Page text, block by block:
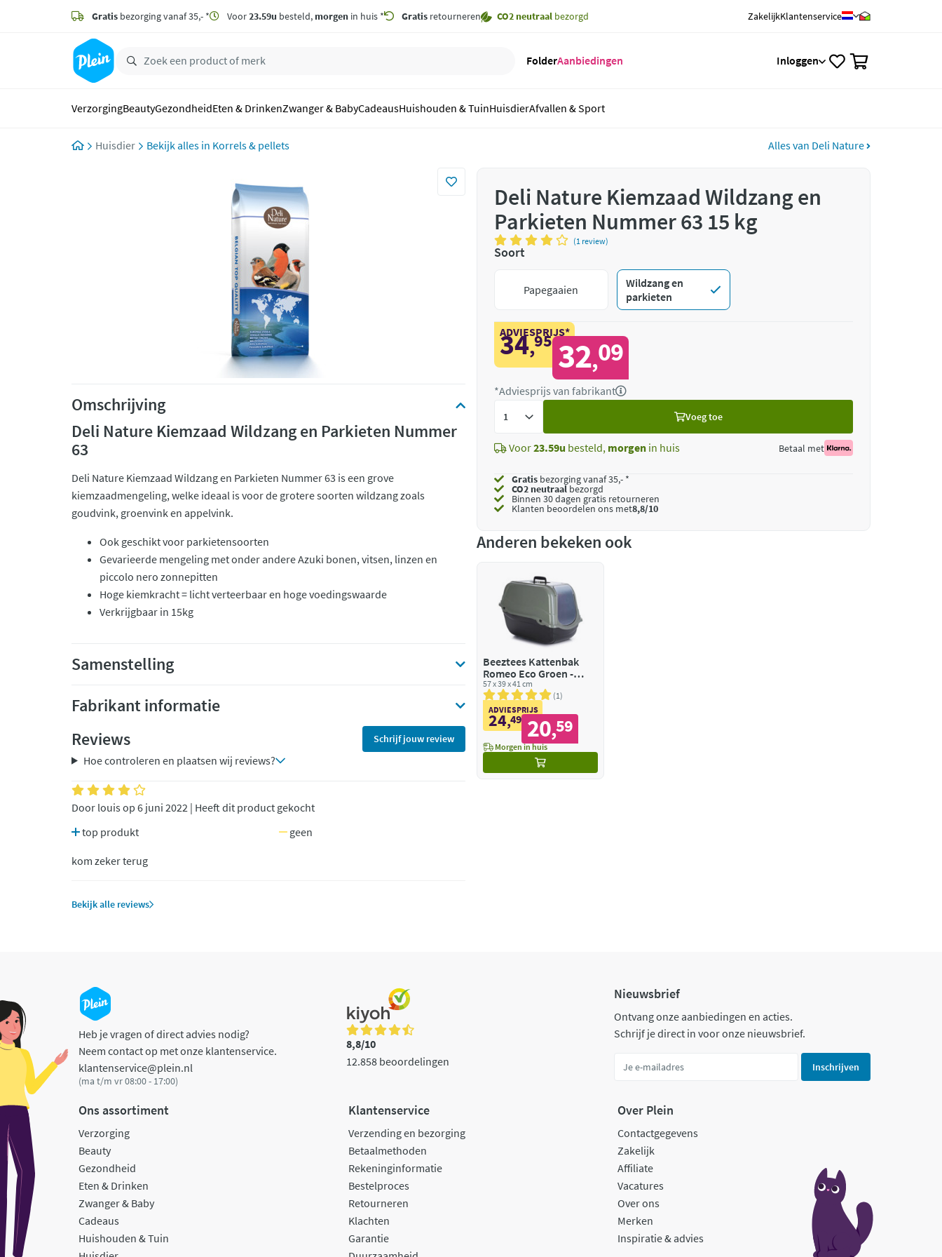
zoeken
hoofdinhoud
Gratis bezorging vanaf 35,- * Voor23.59u besteld, morgen in huis * Gratis retourneren CO2 neutraal bezorgd ZakelijkKlantenservice
FolderAanbiedingen Inloggen
VerzorgingBeautyGezondheidEten & DrinkenZwanger & BabyCadeausHuishouden & TuinHuisdierAfvallen & Sport
Huisdier Korrels & pellets Alles van Deli Nature
Omschrijving
Deli Nature Kiemzaad Wildzang en Parkieten Nummer
63
Deli Nature Kiemzaad Wildzang en Parkieten Nummer 63 is een grove
kiemzaadmengeling, welke ideaal is voor de grotere soorten wildzang zoals
goudvink, groenvink en appelvink.
Ook geschikt voor parkietensoorten
Gevarieerde mengeling met onder andere Azuki bonen, vitsen, linzen en
piccolo nero zonnepitten
Hoge kiemkracht = licht verteerbaar en hoge voedingswaarde
Verkrijgbaar in 15kg
Samenstelling
Fabrikant informatie
Reviews
Schrijf jouw review
Hoe controleren en plaatsen wij reviews?
Door louis op 6 juni 2022 | Heeft dit product gekocht
top produkt
geen
kom zeker terug
Bekijk alle reviews
Deli Nature Kiemzaad Wildzang en
Parkieten Nummer 63 15 kg
(1 review)
Soort
Papegaaien
Wildzang en
parkieten
ADVIESPRIJS*
34,95 32,09
*Adviesprijs van fabrikant
Voeg toe
Voor23.59u besteld, morgen in huis Betaal met
Gratis bezorging vanaf 35,- *
CO2 neutraalbezorgd
Binnen 30 dagen gratis retourneren
Klanten beoordelen ons met8,8/10
Anderen bekeken ook
Beeztees Kattenbak
Romeo Eco Groen -
Zwart
57 x 39 x 41 cm
1
ADVIESPRIJS
24,49 20,59
Morgen in huis
Heb je vragen of direct advies nodig?
Neem contact op met onze klantenservice.
klantenservice@plein.nl
(ma t/m vr 08:00 - 17:00)
8,8/10
12.858 beoordelingen
Nieuwsbrief
Ontvang onze aanbiedingen en acties.
Schrijf je direct in voor onze nieuwsbrief.
Inschrijven
Ons assortiment
Verzorging
Beauty
Gezondheid
Eten & Drinken
Zwanger & Baby
Cadeaus
Huishouden & Tuin
Klantenservice
Verzending en bezorging
Betaalmethoden
Rekeninginformatie
Bestelproces
Retourneren
Klachten
Garantie
Over Plein
Contactgegevens
Zakelijk
Affiliate
Vacatures
Over ons
Merken
Inspiratie & advies